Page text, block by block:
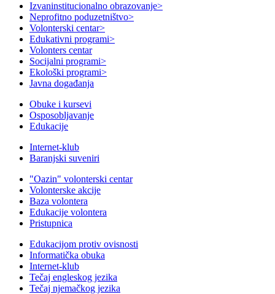
Izvaninstitucionalno obrazovanje>
Neprofitno poduzetništvo>
Volonterski centar>
Edukativni programi>
Volonters centar
Socijalni programi>
Ekološki programi>
Javna događanja
Obuke i kursevi
Osposobljavanje
Edukacije
Internet-klub
Baranjski suveniri
"Oazin" volonterski centar
Volonterske akcije
Baza volontera
Edukacije volontera
Pristupnica
Edukacijom protiv ovisnosti
Informatička obuka
Internet-klub
Tečaj engleskog jezika
Tečaj njemačkog jezika